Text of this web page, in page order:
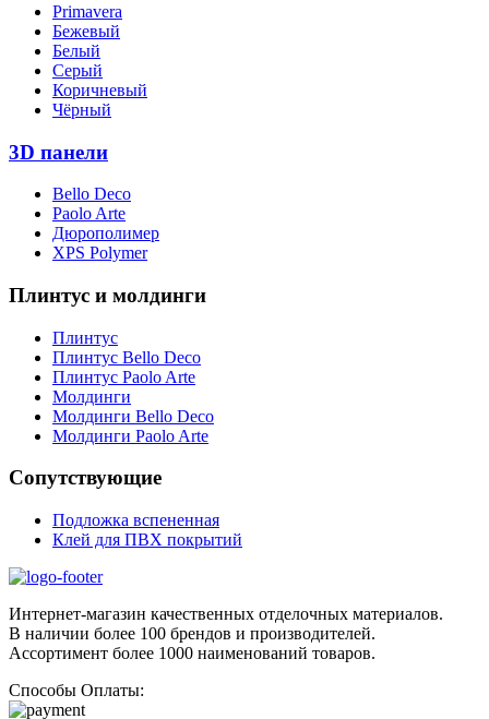
Primavera
Бежевый
Белый
Серый
Коричневый
Чёрный
3D панели
Bello Deco
Paolo Arte
Дюрополимер
XPS Polymer
Плинтус и молдинги
Плинтус
Плинтус Bello Deco
Плинтус Paolo Arte
Молдинги
Молдинги Bello Deco
Молдинги Paolo Arte
Сопутствующие
Подложка вспененная
Клей для ПВХ покрытий
Интернет-магазин качественных отделочных материалов.
В наличии более 100 брендов и производителей.
Ассортимент более 1000 наименований товаров.
Способы Оплаты: